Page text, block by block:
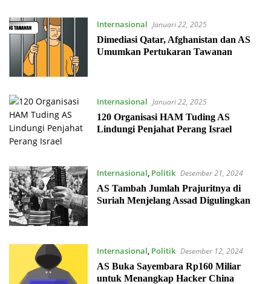
Internasional Januari 22, 2025
Dimediasi Qatar, Afghanistan dan AS
Umumkan Pertukaran Tawanan
Internasional Januari 22, 2025
120 Organisasi HAM Tuding AS
Lindungi Penjahat Perang Israel
Internasional, Politik Desember 21, 2024
AS Tambah Jumlah Prajuritnya di
Suriah Menjelang Assad Digulingkan
Internasional, Politik Desember 12, 2024
AS Buka Sayembara Rp160 Miliar
untuk Menangkap Hacker China